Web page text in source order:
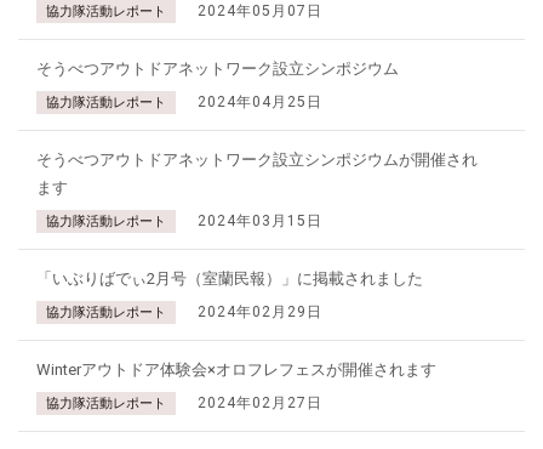
協力隊活動レポート 2024年05月07日
そうべつアウトドアネットワーク設立シンポジウム
協力隊活動レポート 2024年04月25日
そうべつアウトドアネットワーク設立シンポジウムが開催され
ます
協力隊活動レポート 2024年03月15日
「いぶりばでぃ2月号（室蘭民報）」に掲載されました
協力隊活動レポート 2024年02月29日
Winterアウトドア体験会×オロフレフェスが開催されます
協力隊活動レポート 2024年02月27日